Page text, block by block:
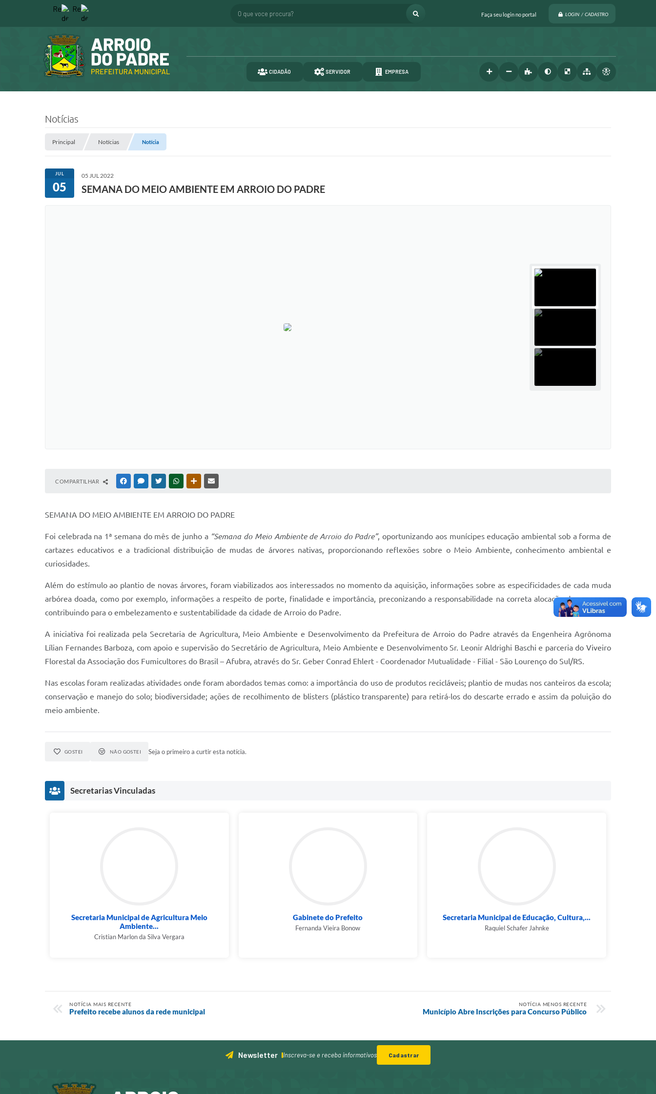
Faça seu login no portal LOGIN / CADASTRO
O que voce procura?
CIDADÃO SERVIDOR EMPRESA
Notícias
Principal Notícias Notícia
JUL
05
05 JUL 2022
SEMANA DO MEIO AMBIENTE EM ARROIO DO PADRE
COMPARTILHAR FACEBOOKMESSENGER
TWITTERWHATSAPPOUTRAS MÍDIAS
SEMANA DO MEIO AMBIENTE EM ARROIO DO PADRE
Foi celebrada na 1ª semana do mês de junho a “Semana do Meio Ambiente de Arroio do Padre”, oportunizando aos munícipes educação ambiental sob a forma de
cartazes educativos e a tradicional distribuição de mudas de árvores nativas, proporcionando reflexões sobre o Meio Ambiente, conhecimento ambiental e
curiosidades.
Além do estímulo ao plantio de novas árvores, foram viabilizados aos interessados no momento da aquisição, informações sobre as especificidades de cada muda
arbórea doada, como por exemplo, informações a respeito de porte, finalidade e importância, preconizando a responsabilidade na correta alocação das mesmas,
contribuindo para o embelezamento e sustentabilidade da cidade de Arroio do Padre.
A iniciativa foi realizada pela Secretaria de Agricultura, Meio Ambiente e Desenvolvimento da Prefeitura de Arroio do Padre através da Engenheira Agrônoma
Lílian Fernandes Barboza, com apoio e supervisão do Secretário de Agricultura, Meio Ambiente e Desenvolvimento Sr. Leonir Aldrighi Baschi e parceria do Viveiro
Florestal da Associação dos Fumicultores do Brasil – Afubra, através do Sr. Geber Conrad Ehlert - Coordenador Mutualidade - Filial - São Lourenço do Sul/RS.
Nas escolas foram realizadas atividades onde foram abordados temas como: a importância do uso de produtos recicláveis; plantio de mudas nos canteiros da escola;
conservação e manejo do solo; biodiversidade; ações de recolhimento de blisters (plástico transparente) para retirá-los do descarte errado e assim da poluição do
meio ambiente.
GOSTEI NÃO GOSTEI Seja o primeiro a curtir esta notícia.
Secretarias Vinculadas
Secretaria Municipal de Agricultura Meio
Ambiente...
Cristian Marlon da Silva Vergara
Gabinete do Prefeito
Fernanda Vieira Bonow
Secretaria Municipal de Educação, Cultura,...
Raquiel Schafer Jahnke
NOTÍCIA MAIS RECENTE
Prefeito recebe alunos da rede municipal
NOTÍCIA MENOS RECENTE
Município Abre Inscrições para Concurso Público
Newsletter Inscreva-se e receba informativos Cadastrar